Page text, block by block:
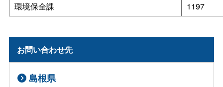
環境保全課
1197
お問い合わせ先
島根県